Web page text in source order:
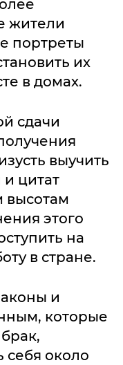
жители
портреты
их
в домах.
сдачи
выучить
цитат
высотам
этого
на
в стране.
и
которые
себя около